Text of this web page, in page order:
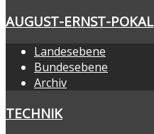
AUGUST-ERNST-POKAL
Landesebene
Bundesebene
Archiv
TECHNIK